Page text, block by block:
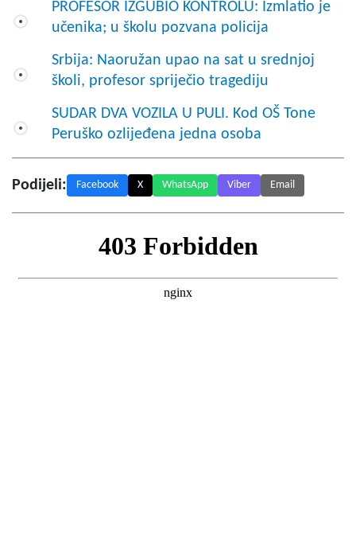
PROFESOR IZGUBIO KONTROLU: Izmlatio je
učenika; u školu pozvana policija
Srbija: Naoružan upao na sat u srednjoj
školi, profesor spriječio tragediju
SUDAR DVA VOZILA U PULI. Kod OŠ Tone
Peruško ozlijeđena jedna osoba
Podijeli: Facebook X WhatsApp Viber Email